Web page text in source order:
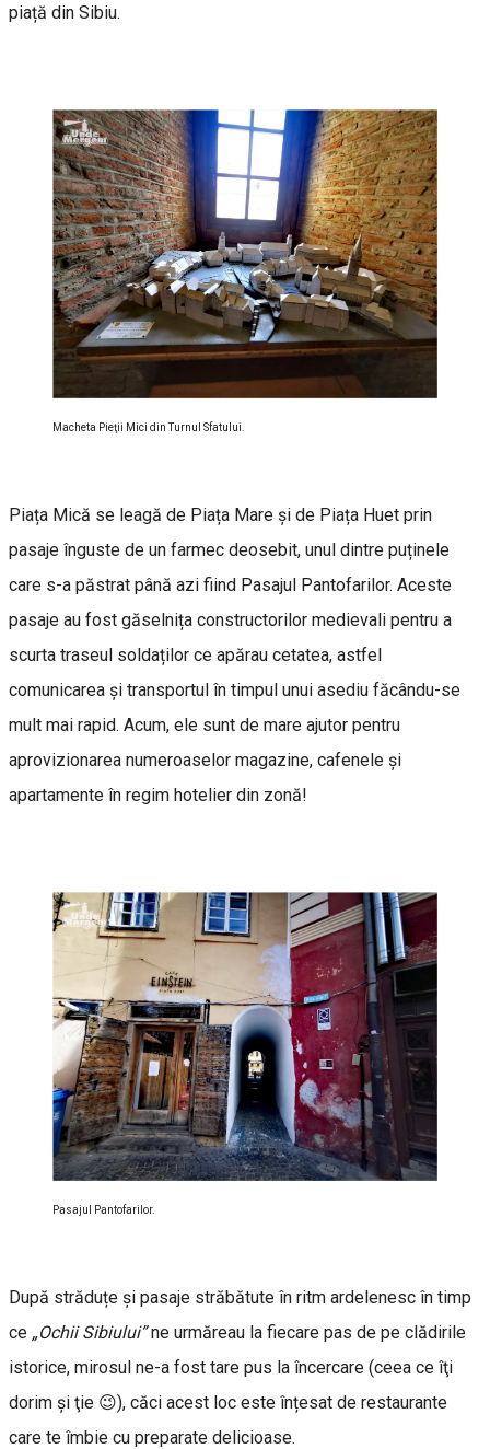
piață din Sibiu.
Macheta Pieţii Mici din Turnul Sfatului.
Piața Mică se leagă de Piața Mare și de Piața Huet prin
pasaje înguste de un farmec deosebit, unul dintre puținele
care s-a păstrat până azi fiind Pasajul Pantofarilor. Aceste
pasaje au fost găselnița constructorilor medievali pentru a
scurta traseul soldaților ce apărau cetatea, astfel
comunicarea și transportul în timpul unui asediu făcându-se
mult mai rapid. Acum, ele sunt de mare ajutor pentru
aprovizionarea numeroaselor magazine, cafenele şi
apartamente în regim hotelier din zonă!
Pasajul Pantofarilor.
După străduțe și pasaje străbătute în ritm ardelenesc în timp
ce „Ochii Sibiului”ne urmăreau la fiecare pas de pe clădirile
istorice, mirosul ne-a fost tare pus la încercare (ceea ce îţi
dorim şi ţie 😉), căci acest loc este înțesat de restaurante
care te îmbie cu preparate delicioase.